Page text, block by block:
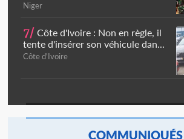
Niger
7/ Côte d'Ivoire : Non en règle, il
tente d'insérer son véhicule dan...
Côte d'Ivoire
COMMUNIQUÉS